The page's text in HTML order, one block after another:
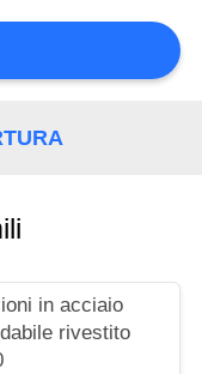
in acciaio
rivestito